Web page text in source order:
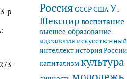
Россия СССРСШАУ.
Шекспир воспитание
высшее образование
идеологияискусственный
интеллектистория России
капитализм культура
р